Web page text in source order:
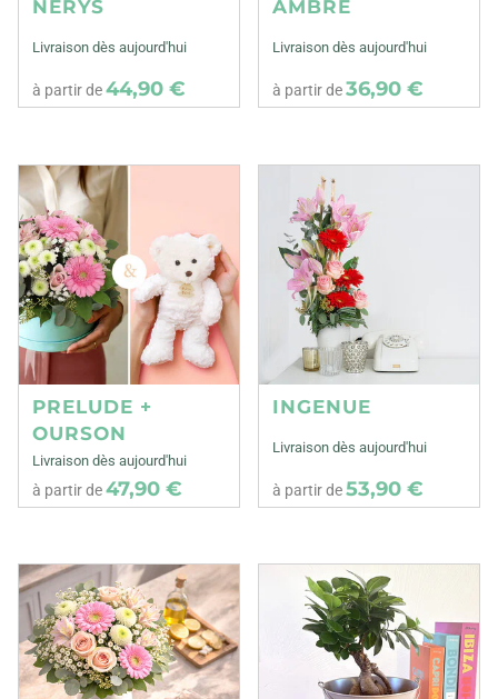
NERYS
Livraison dès aujourd'hui
à partir de44,90 €
AMBRE
Livraison dès aujourd'hui
à partir de36,90 €
PRELUDE +
OURSON
Livraison dès aujourd'hui
à partir de47,90 €
INGENUE
Livraison dès aujourd'hui
à partir de53,90 €